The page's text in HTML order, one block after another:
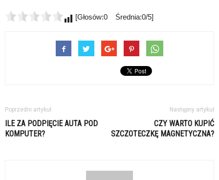
[Głosów:0 Średnia:0/5]
Poprzedni artykuł
ILE ZA PODPIĘCIE AUTA POD
KOMPUTER?
Następny artykuł
CZY WARTO KUPIĆ
SZCZOTECZKĘ MAGNETYCZNA?